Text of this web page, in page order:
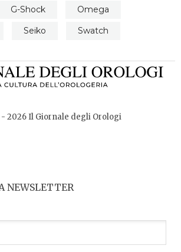
G-Shock
Omega
Seiko Swatch
- 2026Il Giornale degli Orologi
NEWSLETTER